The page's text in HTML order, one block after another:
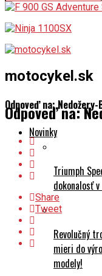
motocykel.sk
Odpoveď na:
Novinky
Triumph
dokonalosť
Revolučný
mieri do
modely!
Odpoveď na:
Share
Tweet